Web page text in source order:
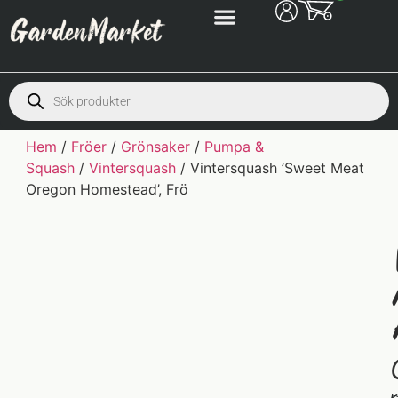
Hem / Fröer / Grönsaker / Pumpa &
Squash /Vintersquash / Vintersquash ’Sweet Meat
Oregon Homestead’, Frö